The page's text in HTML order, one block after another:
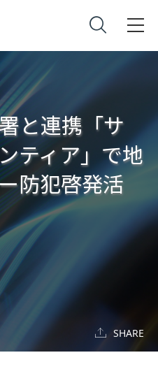
と連携「サ
ティア」で地
防犯啓発活
SHARE